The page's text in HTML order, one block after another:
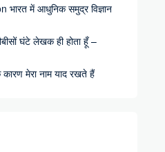
भारत में आधुनिक समुद्र विज्ञान
घंटे लेखक ही होता हूँ –
मेरा नाम याद रखते हैं